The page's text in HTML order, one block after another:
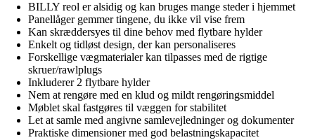
BILLY reol er alsidig og kan bruges mange steder i hjemmet
Panellåger gemmer tingene, du ikke vil vise frem
Kan skræddersyes til dine behov med flytbare hylder
Enkelt og tidløst design, der kan personaliseres
Forskellige vægmaterialer kan tilpasses med de rigtige
skruer/rawlplugs
Inkluderer 2 flytbare hylder
Nem at rengøre med en klud og mildt rengøringsmiddel
Møblet skal fastgøres til væggen for stabilitet
Let at samle med angivne samlevejledninger og dokumenter
Praktiske dimensioner med god belastningskapacitet